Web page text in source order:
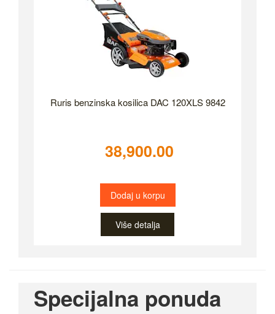
Ruris benzinska kosilica DAC 120XLS 9842
38,900.00
Dodaj u korpu
Više detalja
Specijalna ponuda